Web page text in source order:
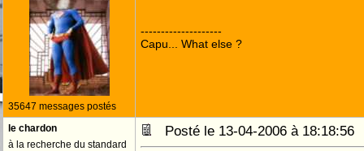
35647 messages postés
--------------------
Capu... What else ?
le chardon
à la recherche du standard
Posté le 13-04-2006 à